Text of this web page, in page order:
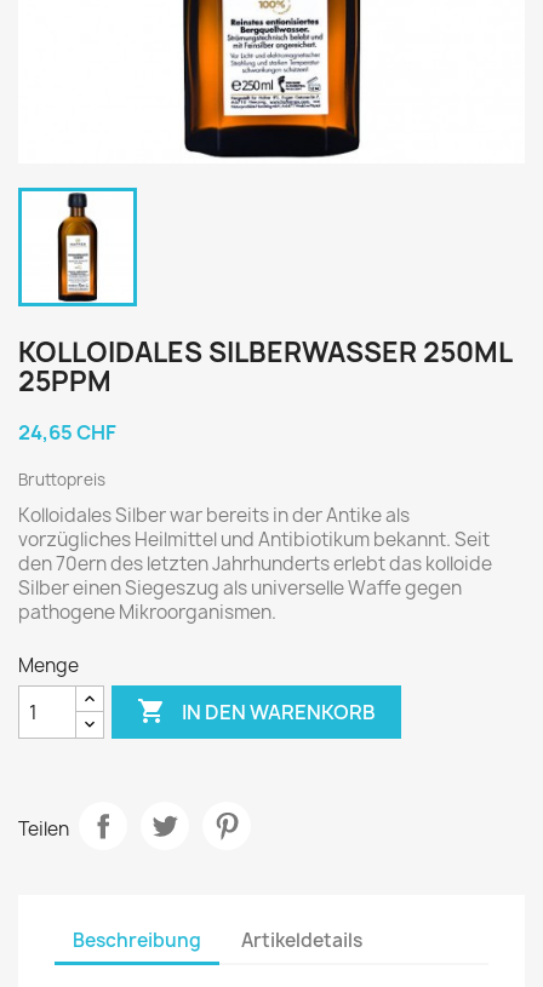
KOLLOIDALES SILBERWASSER 250ML
25PPM
24,65 CHF
Bruttopreis
Kolloidales Silber war bereits in der Antike als
vorzügliches Heilmittel und Antibiotikum bekannt. Seit
den 70ern des letzten Jahrhunderts erlebt das kolloide
Silber einen Siegeszug als universelle Waffe gegen
pathogene Mikroorganismen.
Menge
 IN DEN WARENKORB
Teilen
Beschreibung Artikeldetails